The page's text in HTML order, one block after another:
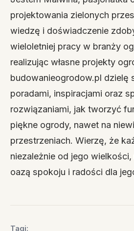
projektowania zielonych
wiedzę i doświadczenie
wieloletniej pracy w branży
realizując własne projekty
budowanieogrodow.pl dzielę
poradami, inspiracjami oraz
rozwiązaniami, jak tworzyć
piękne ogrody, nawet na
przestrzeniach. Wierzę, że
niezależnie od jego
oazą spokoju i radości dla
Tagi: